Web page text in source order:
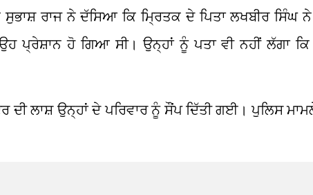
ਰਾਜ ਨੇ ਦੱਸਿਆ ਕਿ ਮ੍ਰਿਤਕ ਦੇ ਪਿਤਾ ਲਖਬੀਰ ਸਿੰਘ
ਪ੍ਰੇਸ਼ਾਨ ਹੋ ਗਿਆ ਸੀ। ਉਨ੍ਹਾਂ ਨੂੰ ਪਤਾ ਵੀ ਨਹੀਂ ਲੱਗਾ
ਦੀ ਲਾਸ਼ ਉਨ੍ਹਾਂ ਦੇ ਪਰਿਵਾਰ ਨੂੰ ਸੌਂਪ ਦਿੱਤੀ ਗਈ। ਪੁਲਿਸ